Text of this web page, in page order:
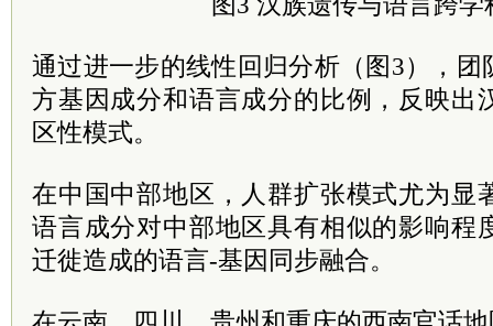
通过进一步的线性回归分析（图3），
方基因成分和语言成分的比例，反映出
区性模式。
在中国中部地区，人群扩张模式尤为显
语言成分对中部地区具有相似的影响程
迁徙造成的语言-基因同步融合。